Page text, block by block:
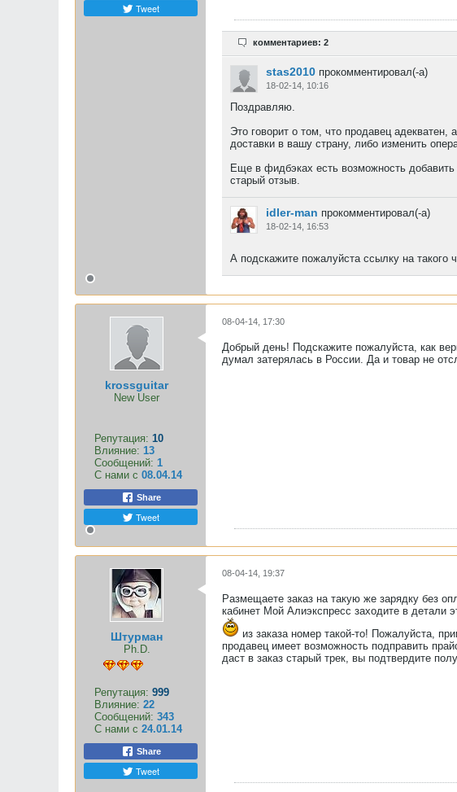
Tweet
комментариев: 2
stas2010 прокомментировал(-а)
18-02-14, 10:16
Поздравляю.
Это говорит о том, что продавец адекватен,
доставки в вашу страну, либо изменить
Еще в фидбэках есть возможность
старый отзыв.
idler-man прокомментировал(-а)
18-02-14, 16:53
А подскажите пожалуйста ссылку на такого
krossguitar
New User
Репутация: 10
Влияние: 13
Сообщений: 1
С нами с 08.04.14
Share
Tweet
08-04-14, 17:30
Добрый день! Подскажите пожалуйста, как
думал затерялась в России. Да и товар не
Штурман
Ph.D.
Репутация: 999
Влияние: 22
Сообщений: 343
С нами с 24.01.14
Share
Tweet
08-04-14, 19:37
Размещаете заказ на такую же зарядку без
кабинет Мой Алиэкспресс заходите в детали
из заказа номер такой-то! Пожалуйста,
продавец имеет возможность подправить
даст в заказ старый трек, вы подтвердите